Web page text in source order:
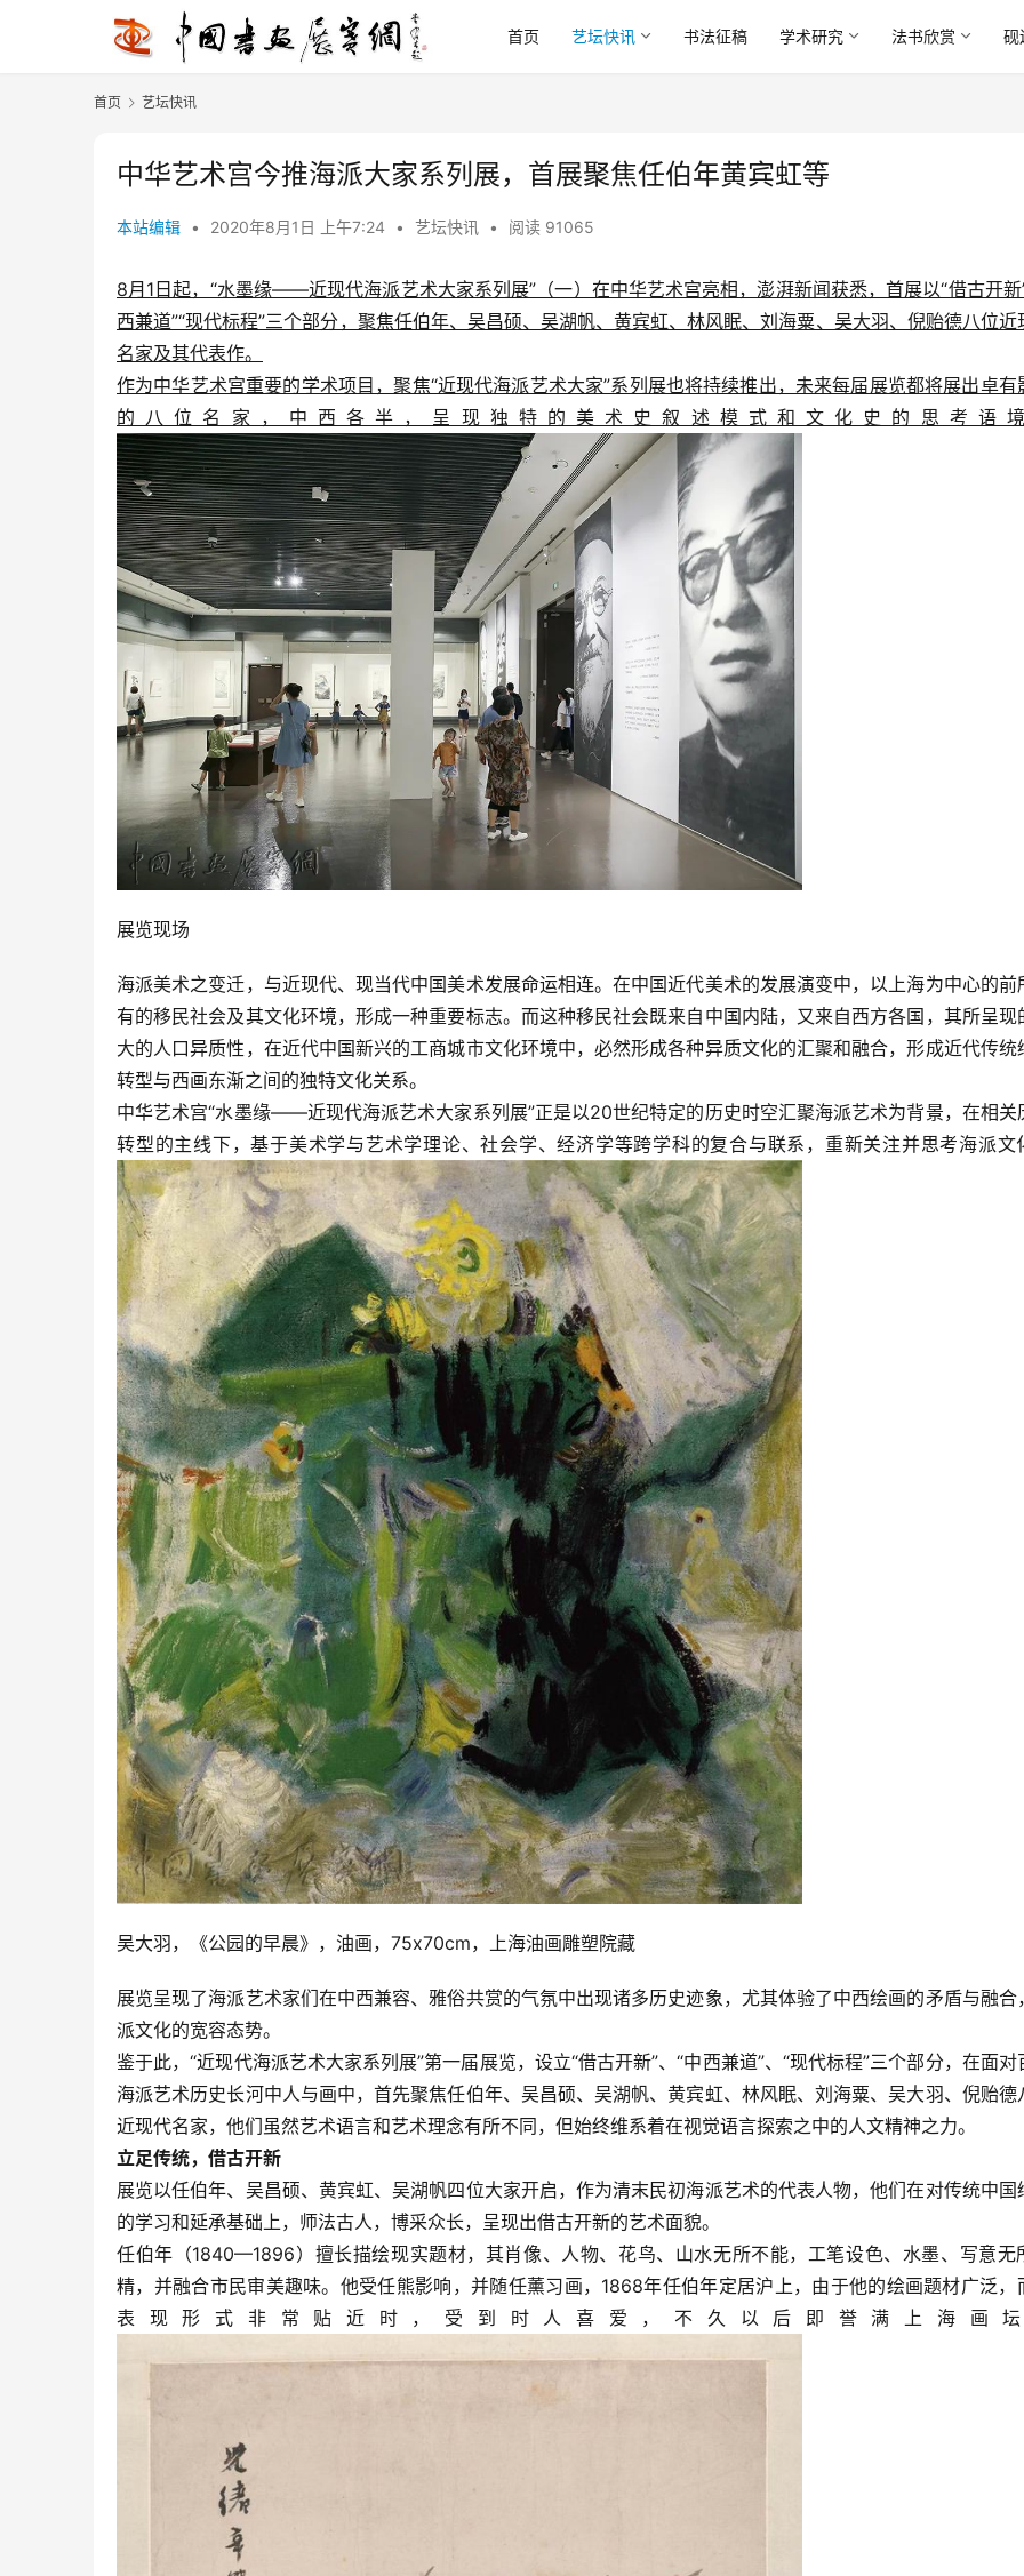
首页 艺坛快讯 书法征稿 学术研究 法书欣赏 砚
首页 艺坛快讯
中华艺术宫今推海派大家系列展，首展聚焦任伯年黄宾虹等
本站编辑 • 2020年8月1日 上午7:24 • 艺坛快讯 • 阅读 91065
8月1日起，“水墨缘——近现代海派艺术大家系列展”（一）在中华艺术宫亮相，澎湃新闻获悉，首展以“借古开新
西兼道”“现代标程”三个部分，聚焦任伯年、吴昌硕、吴湖帆、黄宾虹、林风眠、刘海粟、吴大羽、倪贻德八位近
名家及其代表作。
作为中华艺术宫重要的学术项目，聚焦“近现代海派艺术大家”系列展也将持续推出，未来每届展览都将展出卓有
的八位名家，中西各半，呈现独特的美术史叙述模式和文化史的思考语
展览现场
海派美术之变迁，与近现代、现当代中国美术发展命运相连。在中国近代美术的发展演变中，以上海为中心的前
有的移民社会及其文化环境，形成一种重要标志。而这种移民社会既来自中国内陆，又来自西方各国，其所呈现
大的人口异质性，在近代中国新兴的工商城市文化环境中，必然形成各种异质文化的汇聚和融合，形成近代传统
转型与西画东渐之间的独特文化关系。
中华艺术宫“水墨缘——近现代海派艺术大家系列展”正是以20世纪特定的历史时空汇聚海派艺术为背景，在相关
转型的主线下，基于美术学与艺术学理论、社会学、经济学等跨学科的复合与联系，重新关注并思考海派文
吴大羽，《公园的早晨》，油画，75x70cm，上海油画雕塑院藏
展览呈现了海派艺术家们在中西兼容、雅俗共赏的气氛中出现诸多历史迹象，尤其体验了中西绘画的矛盾与融合
派文化的宽容态势。
鉴于此，“近现代海派艺术大家系列展”第一届展览，设立“借古开新”、“中西兼道”、“现代标程”三个部分，在面对
海派艺术历史长河中人与画中，首先聚焦任伯年、吴昌硕、吴湖帆、黄宾虹、林风眠、刘海粟、吴大羽、倪贻德
近现代名家，他们虽然艺术语言和艺术理念有所不同，但始终维系着在视觉语言探索之中的人文精神之力。
立足传统，借古开新
展览以任伯年、吴昌硕、黄宾虹、吴湖帆四位大家开启，作为清末民初海派艺术的代表人物，他们在对传统中国
的学习和延承基础上，师法古人，博采众长，呈现出借古开新的艺术面貌。
任伯年（1840—1896）擅长描绘现实题材，其肖像、人物、花鸟、山水无所不能，工笔设色、水墨、写意无
精，并融合市民审美趣味。他受任熊影响，并随任薰习画，1868年任伯年定居沪上，由于他的绘画题材广泛，
表现形式非常贴近时，受到时人喜爱，不久以后即誉满上海画